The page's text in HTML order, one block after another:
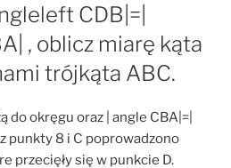
CDB|=|
, oblicz miarę kąta
trójkąta ABC.
do okręgu oraz | angle CBA|=|
punkty 8 i C poprowadzono
przecięły się w punkcie D.